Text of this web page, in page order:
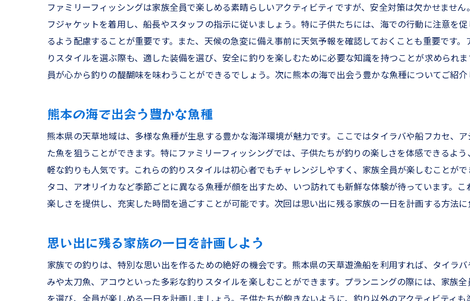
家族全員で楽しむ熊本の海でのアジングとテンヤ体験
テンヤ釣りで狙う美味しい魚
家族で学ぶ釣りの基礎知識
ワタリガニ釣りの魅力と特徴
アオリイカを狙う船フカセの楽しみ方
熊本の海で体験する季節の釣り
釣った魚で楽しむ家族の食卓
船フカセで出会う海の幸
オキアミ五目で狙う根魚熊本釣船での豊かな海の幸
オキアミ五目釣りの基本を学ぶ
ファミリーフィッシングは家族全員で楽しめる素晴らしいアクティビティですが、安全対策は欠かせませ
フジャケットを着用し、船長やスタッフの指示に従いましょう。特に子供たちには、海での行動に注意を
るよう配慮することが重要です。また、天候の急変に備え事前に天気予報を確認しておくことも重要です
りスタイルを選ぶ際も、適した装備を選び、安全に釣りを楽しむために必要な知識を持つことが求められ
員が心から釣りの醍醐味を味わうことができるでしょう。次に熊本の海で出会う豊かな魚種についてご紹介
熊本の海で出会う豊かな魚種
熊本県の天草地域は、多様な魚種が生息する豊かな海洋環境が魅力です。ここではタイラバや船フカセ、
た魚を狙うことができます。特にファミリーフィッシングでは、子供たちが釣りの楽しさを体感できるよ
軽な釣りも人気です。これらの釣りスタイルは初心者でもチャレンジしやすく、家族全員が楽しむことが
タコ、アオリイカなど季節ごとに異なる魚種が顔を出すため、いつ訪れても新鮮な体験が待っています。
楽しさを提供し、充実した時間を過ごすことが可能です。次回は思い出に残る家族の一日を計画する方法に
思い出に残る家族の一日を計画しよう
家族での釣りは、特別な思い出を作るための絶好の機会です。熊本県の天草遊漁船を利用すれば、タイラ
みや太刀魚、アコウといった多彩な釣りスタイルを楽しむことができます。プランニングの際には、家族
を選び、全員が楽しめる一日を計画しましょう。子供たちが飽きないように、釣り以外のアクティビティ